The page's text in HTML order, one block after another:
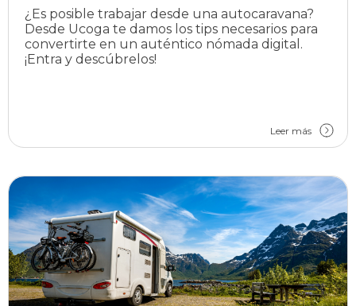
¿Es posible trabajar desde una autocaravana?
Desde Ucoga te damos los tips necesarios para
convertirte en un auténtico nómada digital.
¡Entra y descúbrelos!
Leer más